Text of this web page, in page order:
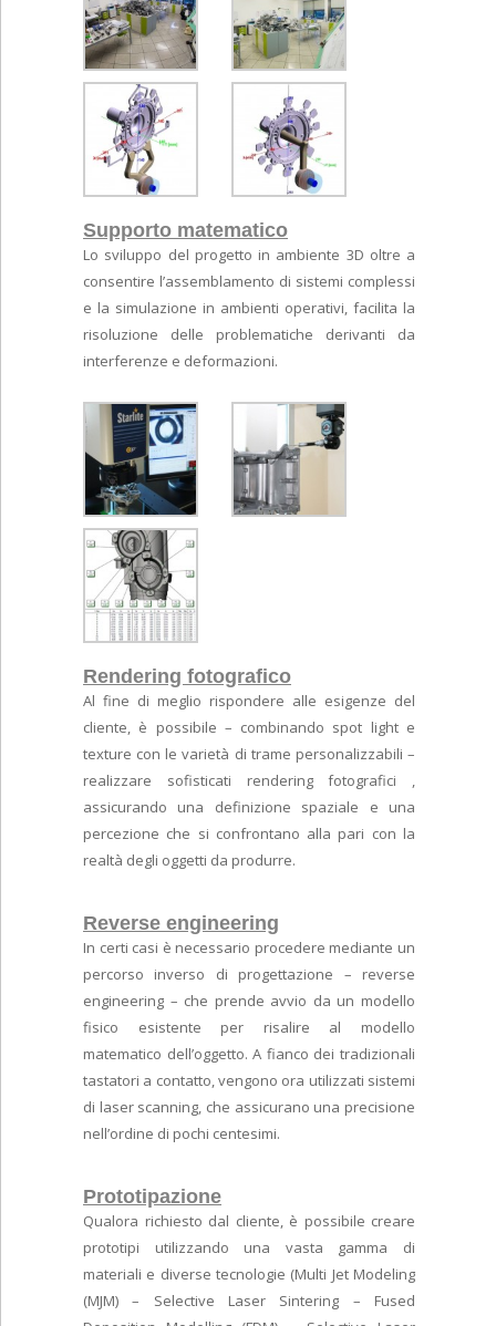
Supporto matematico
Lo sviluppo del progetto in ambiente 3D oltre a
consentire l’assemblamento di sistemi complessi
e la simulazione in ambienti operativi, facilita la
risoluzione delle problematiche derivanti da
interferenze e deformazioni.
Rendering fotografico
Al fine di meglio rispondere alle esigenze del
cliente, è possibile – combinando spot light e
texture con le varietà di trame personalizzabili –
realizzare sofisticati rendering fotografici ,
assicurando una definizione spaziale e una
percezione che si confrontano alla pari con la
realtà degli oggetti da produrre.
Reverse engineering
In certi casi è necessario procedere mediante un
percorso inverso di progettazione – reverse
engineering – che prende avvio da un modello
fisico esistente per risalire al modello
matematico dell’oggetto. A fianco dei tradizionali
tastatori a contatto, vengono ora utilizzati sistemi
di laser scanning, che assicurano una precisione
nell’ordine di pochi centesimi.
Prototipazione
Qualora richiesto dal cliente, è possibile creare
prototipi utilizzando una vasta gamma di
materiali e diverse tecnologie (Multi Jet Modeling
(MJM) – Selective Laser Sintering – Fused